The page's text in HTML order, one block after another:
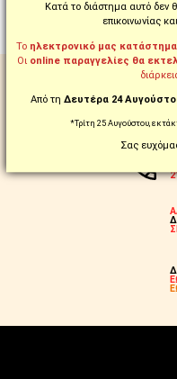
ΣΥΝΈΧΕΙΑ
Κατά το διάστημα αυτό δεν
επικοινωνίας
Το ηλεκτρονικό μας κατάστημα
Οι online παραγγελίες θα
Από τη Δευτέρα 24
*Τρίτη 25 Αυγούστου,
Σας